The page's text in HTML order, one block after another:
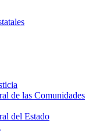
de las Comunidades
del Estado